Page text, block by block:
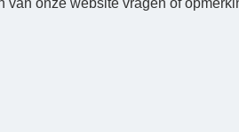
van onze website vragen of